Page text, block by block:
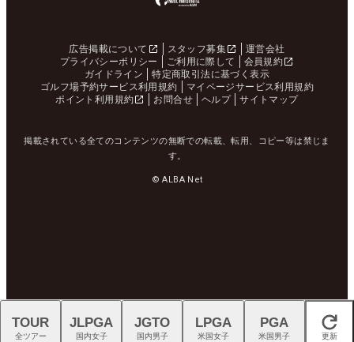
広告掲載について スタッフ募集
運営会社
プライバシーポリシー
ご利用に際して
会員規約
ガイドライン
特定商取引法に基づく表示
ゴルフ場予約サービス利用規約
マイページサービス利用規約
ポイント利用規約
お問合せ ヘルプ サイトマップ
掲載されている全てのコンテンツの無断での転載、転用、コピー等は禁じま
す。
© ALBA Net
閉じる
TOUR
全ツアー
JLPGA
国内女子
JGTO
国内男子
LPGA
米国女子
PGA
米国男子 更新